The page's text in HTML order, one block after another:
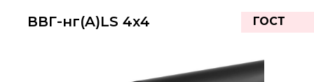
ВВГ-нг(A)LS 4х4 ГОСТ